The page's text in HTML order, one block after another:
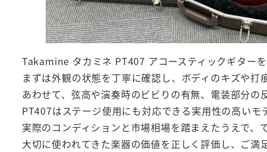
Takamine タカミネ PT407 アコースティックギター
まずは外観の状態を丁寧に確認し、ボディのキズや
あわせて、弦高や演奏時のビビりの有無、電装部分の
PT407はステージ使用にも対応できる実用性の高いモ
実際のコンディションと市場相場を踏まえたうえで、
大切に使われてきた楽器の価値を正しく評価し、ご満